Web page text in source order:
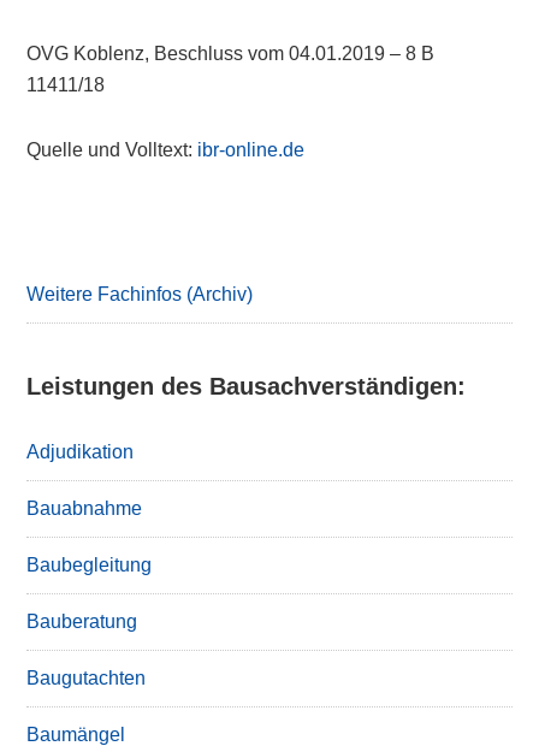
OVG Koblenz, Beschluss vom 04.01.2019 – 8 B
11411/18
Quelle und Volltext: ibr-online.de
Weitere Fachinfos (Archiv)
Leistungen des Bausachverständigen:
Adjudikation
Bauabnahme
Baubegleitung
Bauberatung
Baugutachten
Baumängel